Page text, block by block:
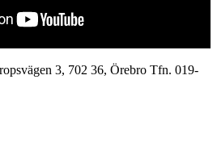
3, 702 36, Örebro Tfn. 019-